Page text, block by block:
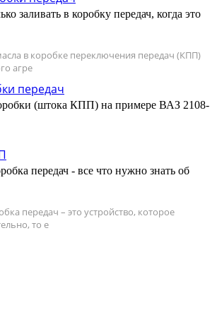
заливать в коробку передач, когда это
в коробке переключения передач (КПП)
агре
(штока КПП) на примере ВАЗ 2108-
передач - все что нужно знать об
передач – это устройство, которое
то е